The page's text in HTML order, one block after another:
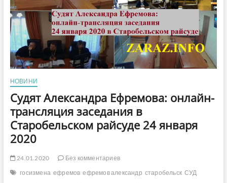
НОВИНИ
Судят Александра Ефремова: онлайн-
трансляция заседания в
Старобельском райсуде 24 января
2020
24.01.2020
Без комментариев
госизмена ефремов ефремов александр старобельск СУД